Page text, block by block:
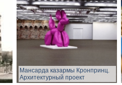
Мансарда казармы Кронпринц.
Архитектурный проект